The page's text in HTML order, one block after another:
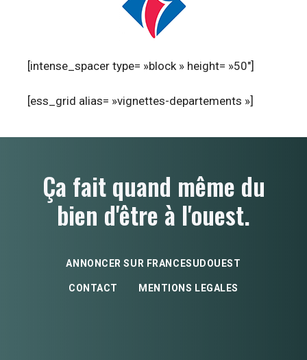
[intense_spacer type= »block » height= »50″]
[ess_grid alias= »vignettes-departements »]
Ça fait quand même du
bien d'être à l'ouest.
ANNONCER SUR FRANCESUDOUEST
CONTACT MENTIONS LEGALES